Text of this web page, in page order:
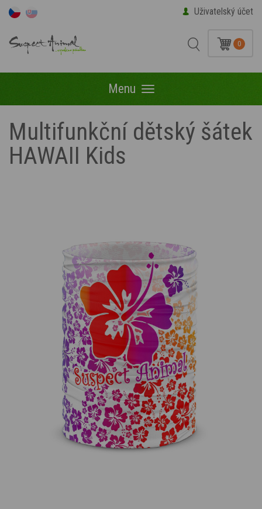
Uživatelský účet
0
Menu Menu
Multifunkční dětský šátek
HAWAII Kids